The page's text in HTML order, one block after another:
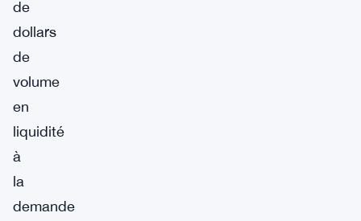
de
dollars
de
volume
en
liquidité
à
la
demande